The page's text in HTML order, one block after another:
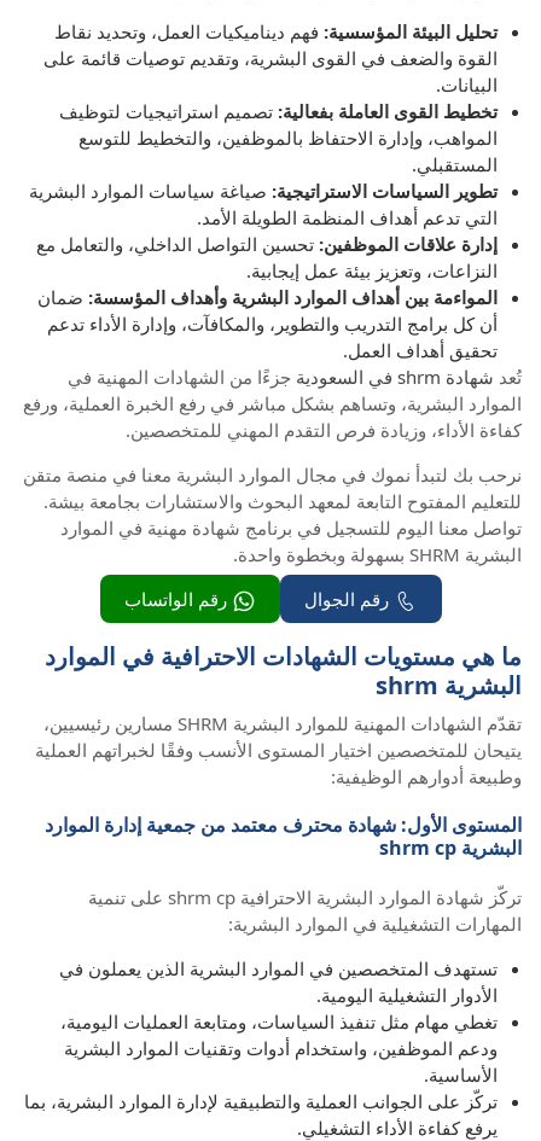
تحليل البيئة المؤسسية: فهم ديناميكيات العمل، وتحديد نقاط
القوة والضعف في القوى البشرية، وتقديم توصيات قائمة على
البيانات.
تخطيط القوى العاملة بفعالية: تصميم استراتيجيات لتوظيف
المواهب، وإدارة الاحتفاظ بالموظفين، والتخطيط للتوسع
المستقبلي.
تطوير السياسات الاستراتيجية: صياغة سياسات الموارد البشرية
التي تدعم أهداف المنظمة الطويلة الأمد.
إدارة علاقات الموظفين: تحسين التواصل الداخلي، والتعامل مع
النزاعات، وتعزيز بيئة عمل إيجابية.
المواءمة بين أهداف الموارد البشرية وأهداف المؤسسة: ضمان
أن كل برامج التدريب والتطوير، والمكافآت، وإدارة الأداء تدعم
تحقيق أهداف العمل.
تُعد شهادة shrm في السعودية
جزءًا من الشهادات المهنية في
الموارد البشرية، وتساهم بشكل مباشر في رفع الخبرة العملية، ورفع
كفاءة الأداء، وزيادة فرص التقدم المهني للمتخصصين.
نرحب بك لتبدأ نموك في مجال الموارد البشرية معنا في منصة متقن
للتعليم المفتوح التابعة لمعهد البحوث والاستشارات بجامعة بيشة.
تواصل معنا اليوم للتسجيل في برنامج شهادة مهنية في الموارد
البشرية SHRM بسهولة وبخطوة واحدة.
رقم الجوال
رقم الواتساب
ما هي مستويات الشهادات الاحترافية في الموارد
البشرية shrm
تقدّم الشهادات المهنية للموارد البشرية SHRM مسارين رئيسيين،
يتيحان للمتخصصين اختيار المستوى الأنسب وفقًا لخبراتهم العملية
وطبيعة أدوارهم الوظيفية:
المستوى الأول: شهادة محترف معتمد من جمعية إدارة الموارد
البشرية shrm cp
تركّز شهادة الموارد البشرية الاحترافية shrm cp على تنمية
المهارات التشغيلية في الموارد البشرية:
تستهدف المتخصصين في الموارد البشرية الذين يعملون في
الأدوار التشغيلية اليومية.
تغطي مهام مثل تنفيذ السياسات، ومتابعة العمليات اليومية،
ودعم الموظفين، واستخدام أدوات وتقنيات الموارد البشرية
الأساسية.
تركّز على الجوانب العملية والتطبيقية لإدارة الموارد البشرية، بما
يرفع كفاءة الأداء التشغيلي.